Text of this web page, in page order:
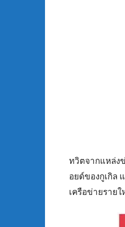
ทวิตจากแหล่ง
อยด์ของกูเกิล
เครือข่ายราย